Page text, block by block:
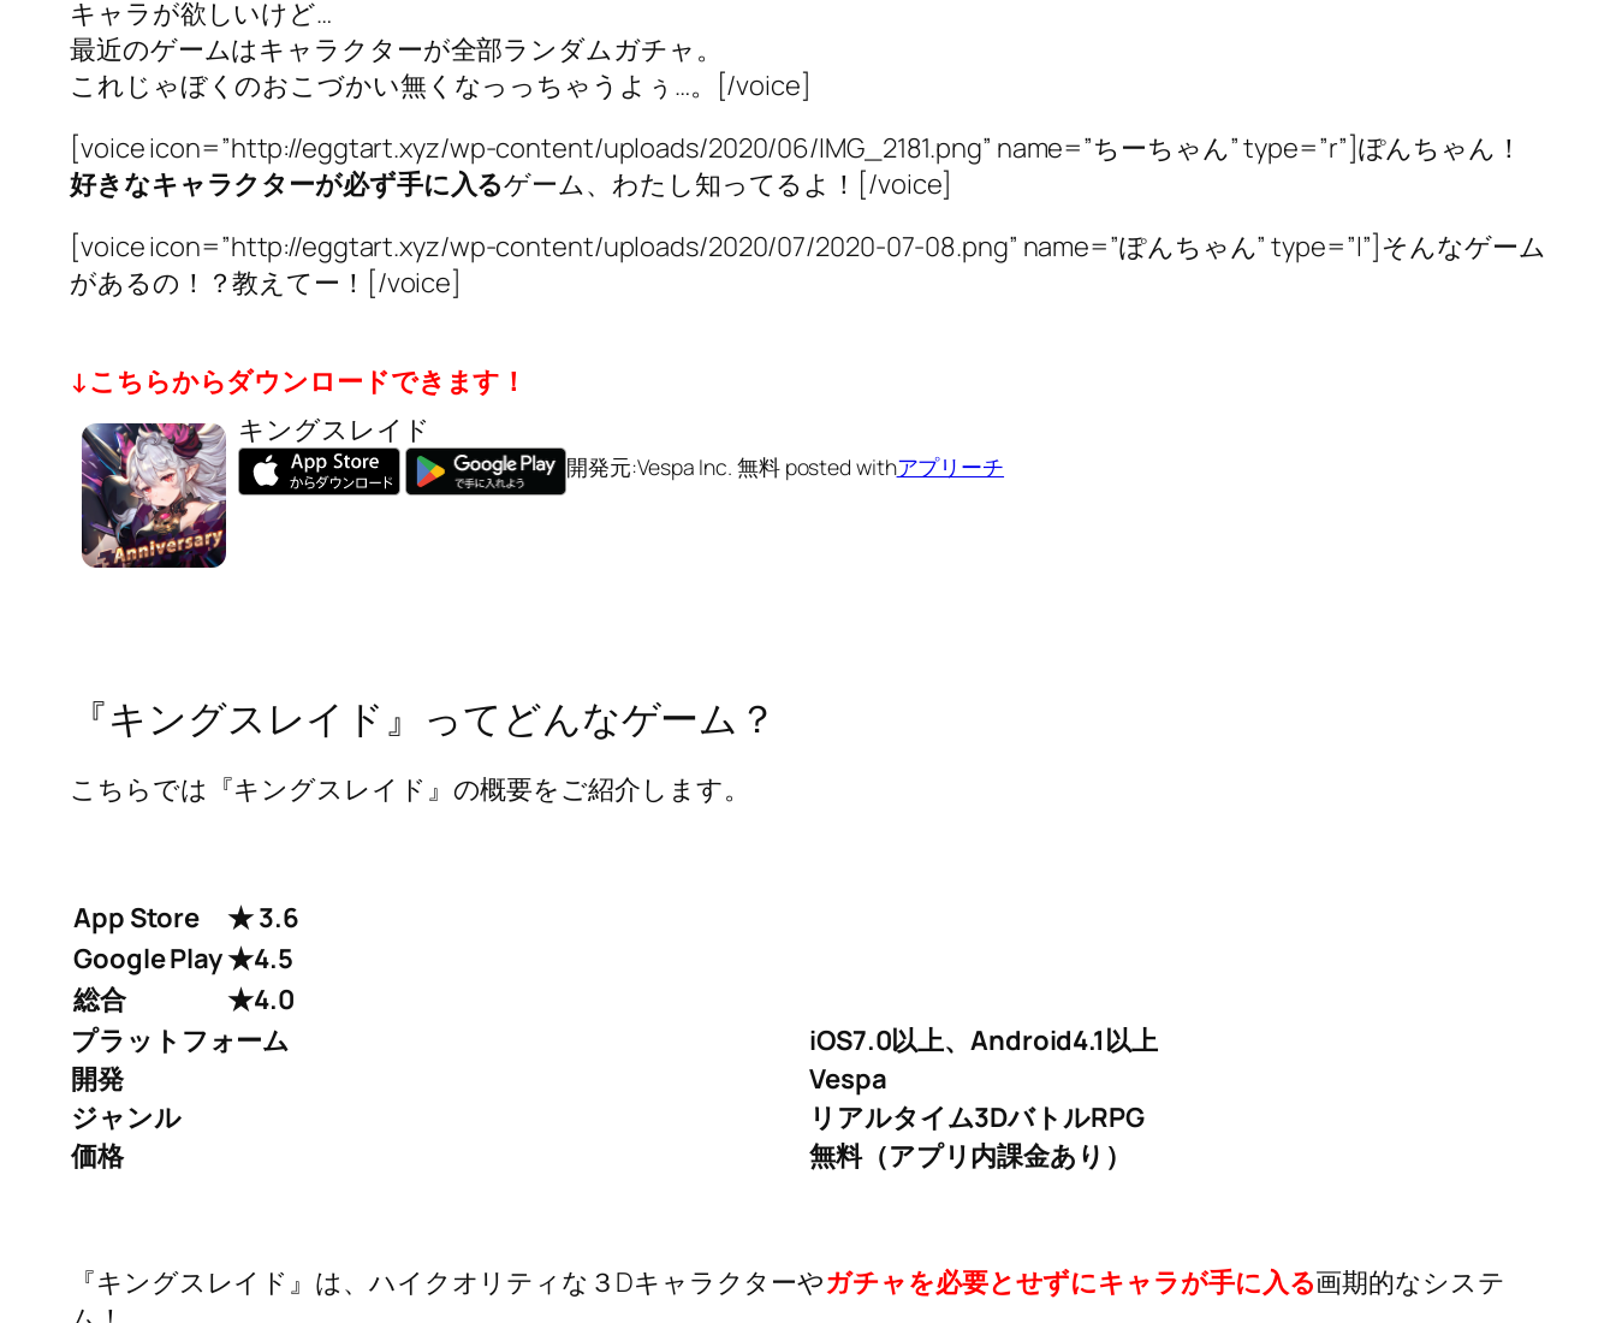
キャラが欲しいけど…
最近のゲームはキャラクターが全部ランダムガチャ。
これじゃぼくのおこづかい無くなっっちゃうよぅ…。[/voice]
[voice icon=”http://eggtart.xyz/wp-content/uploads/2020/06/IMG_2181.png” name=”ちーちゃん” type=”r”]ぽんちゃん！
好きなキャラクターが必ず手に入るゲーム、わたし知ってるよ！[/voice]
[voice icon=”http://eggtart.xyz/wp-content/uploads/2020/07/2020-07-08.png” name=”ぽんちゃん” type=”l”]そんなゲーム
があるの！？教えてー！[/voice]
↓こちらからダウンロードできます！
キングスレイド
開発元:Vespa Inc. 無料 posted withアプリーチ
『キングスレイド』ってどんなゲーム？
こちらでは『キングスレイド』の概要をご紹介します。
App Store
★ 3.6
Google Play★4.5
総合
★4.0
プラットフォーム
iOS7.0以上、Android4.1以上
開発
Vespa
ジャンル
リアルタイム3DバトルRPG
価格
無料（アプリ内課金あり）
『キングスレイド』は、ハイクオリティな３Dキャラクターやガチャを必要とせずにキャラが手に入る画期的なシステ